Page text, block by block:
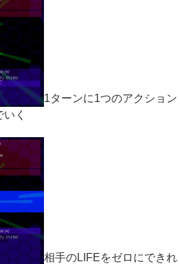
1ターンに1つのアクション
く
相手のLIFEをゼロにできれ